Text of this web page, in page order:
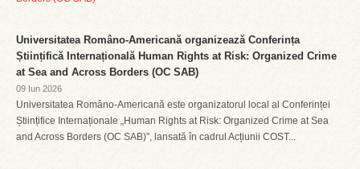
Universitatea Româno-Americană organizează Conferința
Științifică Internațională Human Rights at Risk: Organized Crime
at Sea and Across Borders (OC SAB)
09 Iun 2026
Universitatea Româno-Americană este organizatorul local al Conferinței
Științifice Internaționale „Human Rights at Risk: Organized Crime at Sea
and Across Borders (OC SAB)”, lansată în cadrul Acțiunii COST...